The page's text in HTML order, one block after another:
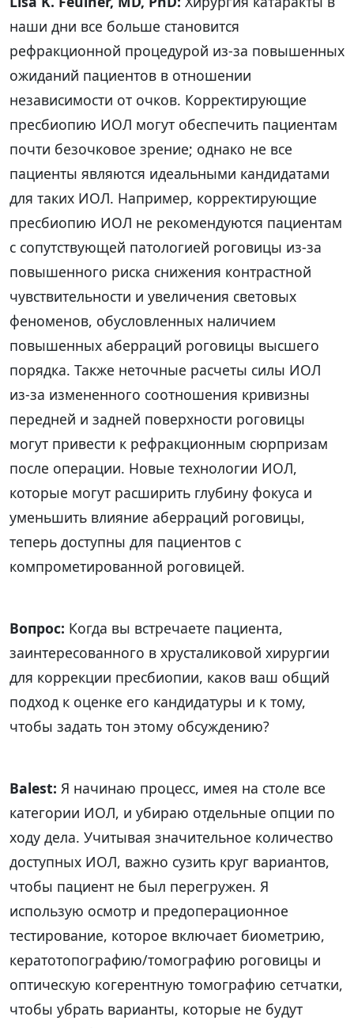
наши дни все больше становится
рефракционной процедурой из-за повышенных
ожиданий пациентов в отношении
независимости от очков. Корректирующие
пресбиопию ИОЛ могут обеспечить пациентам
почти безочковое зрение; однако не все
пациенты являются идеальными кандидатами
для таких ИОЛ. Например, корректирующие
пресбиопию ИОЛ не рекомендуются пациентам
с сопутствующей патологией роговицы из-за
повышенного риска снижения контрастной
чувствительности и увеличения световых
феноменов, обусловленных наличием
повышенных аберраций роговицы высшего
порядка. Также неточные расчеты силы ИОЛ
из-за измененного соотношения кривизны
передней и задней поверхности роговицы
могут привести к рефракционным сюрпризам
после операции. Новые технологии ИОЛ,
которые могут расширить глубину фокуса и
уменьшить влияние аберраций роговицы,
теперь доступны для пациентов с
компрометированной роговицей.
Вопрос: Когда вы встречаете пациента,
заинтересованного в хрусталиковой хирургии
для коррекции пресбиопии, каков ваш общий
подход к оценке его кандидатуры и к тому,
чтобы задать тон этому обсуждению?
Balest: Я начинаю процесс, имея на столе все
категории ИОЛ, и убираю отдельные опции по
ходу дела. Учитывая значительное количество
доступных ИОЛ, важно сузить круг вариантов,
чтобы пациент не был перегружен. Я
использую осмотр и предоперационное
тестирование, которое включает биометрию,
кератотопографию/томографию роговицы и
оптическую когерентную томографию сетчатки,
чтобы убрать варианты, которые не будут